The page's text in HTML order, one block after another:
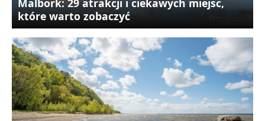
które warto zobaczyć